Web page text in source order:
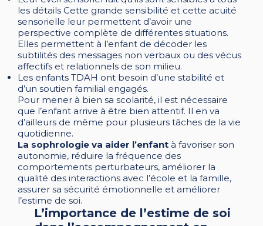
les détails Cette grande sensibilité et cette acuité
sensorielle leur permettent d’avoir une
perspective complète de différentes situations.
Elles permettent à l’enfant de décoder les
subtilités des messages non verbaux ou des vécus
affectifs et relationnels de son milieu.
Les enfants TDAH ont besoin d’une stabilité et
d’un soutien familial engagés.
Pour mener à bien sa scolarité, il est nécessaire
que l’enfant arrive à être bien attentif. Il en va
d’ailleurs de même pour plusieurs tâches de la vie
quotidienne.
La sophrologie va aider l’enfant à favoriser son
autonomie, réduire la fréquence des
comportements perturbateurs, améliorer la
qualité des interactions avec l’école et la famille,
assurer sa sécurité émotionnelle et améliorer
l’estime de soi.
L’importance de l’estime de soi